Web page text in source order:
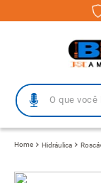
O que você
Hidráulica